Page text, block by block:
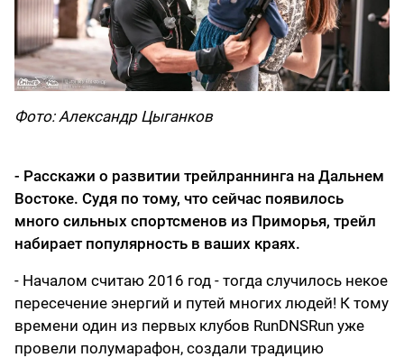
Фото: Александр Цыганков
- Расскажи о развитии трейлраннинга на Дальнем
Востоке. Судя по тому, что сейчас появилось
много сильных спортсменов из Приморья, трейл
набирает популярность в ваших краях.
- Началом считаю 2016 год - тогда случилось некое
пересечение энергий и путей многих людей! К тому
времени один из первых клубов RunDNSRun уже
провели полумарафон, создали традицию